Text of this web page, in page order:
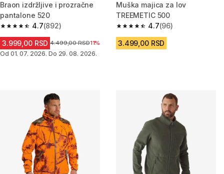
Braon izdržljive i prozračne
pantalone 520
4.7
4.7 od 5 zvezdica from 892 Recenzije
(892)
3.999,00 RSD Cena pre sniženja
4.499,00 RSD11%
Od 01. 07. 2026. Do 29. 08. 2026.
Muška majica za lov
TREEMETIC 500
4.7
4.7 od 5 zvezdica from 96
(96)
3.499,00 RSD